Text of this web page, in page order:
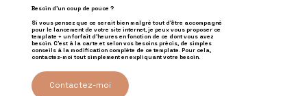
Besoin d'un coup de pouce ?
Si vous pensez que ce serait bien malgré tout d'être accompagné
pour le lancement de votre site internet, je peux vous proposer ce
template + un forfait d'heures en fonction de ce dont vous avez
besoin. C'est à la carte et selon vos besoins précis, de simples
conseils à la modification complète de ce template. Pour cela,
contactez-moi tout simplement en expliquant votre besoin.
Contactez-moi